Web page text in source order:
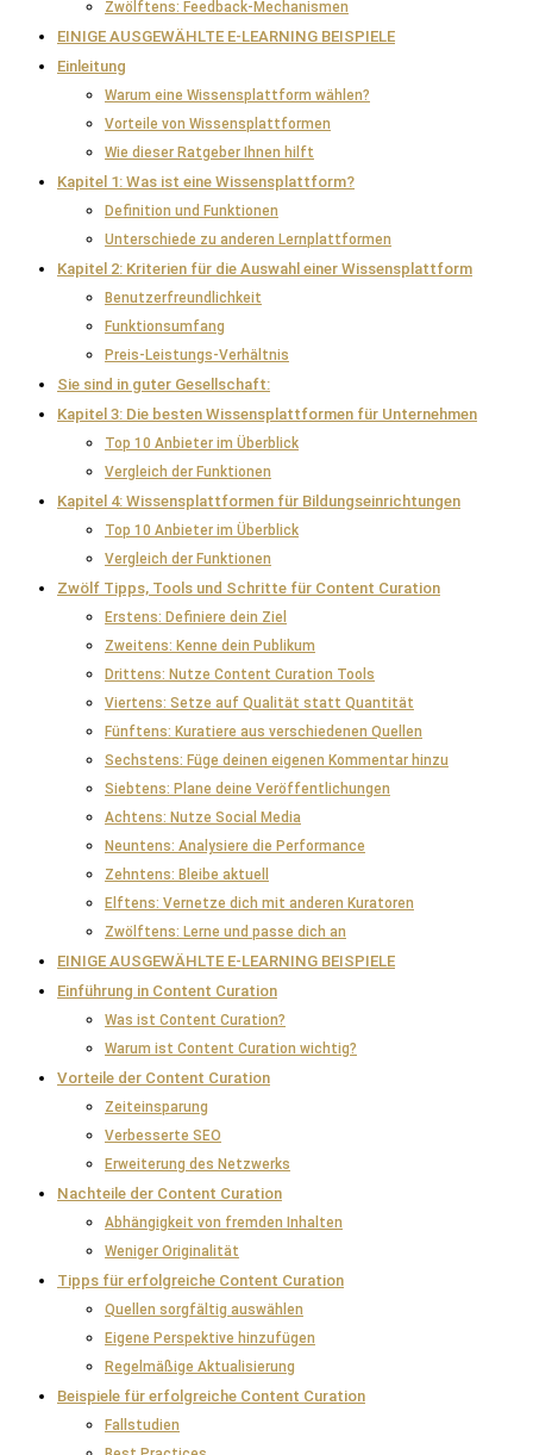
Zwölftens: Feedback-Mechanismen
EINIGE AUSGEWÄHLTE E-LEARNING BEISPIELE
Einleitung
Warum eine Wissensplattform wählen?
Vorteile von Wissensplattformen
Wie dieser Ratgeber Ihnen hilft
Kapitel 1: Was ist eine Wissensplattform?
Definition und Funktionen
Unterschiede zu anderen Lernplattformen
Kapitel 2: Kriterien für die Auswahl einer Wissensplattform
Benutzerfreundlichkeit
Funktionsumfang
Preis-Leistungs-Verhältnis
Sie sind in guter Gesellschaft:
Kapitel 3: Die besten Wissensplattformen für Unternehmen
Top 10 Anbieter im Überblick
Vergleich der Funktionen
Kapitel 4: Wissensplattformen für Bildungseinrichtungen
Top 10 Anbieter im Überblick
Vergleich der Funktionen
Zwölf Tipps, Tools und Schritte für Content Curation
Erstens: Definiere dein Ziel
Zweitens: Kenne dein Publikum
Drittens: Nutze Content Curation Tools
Viertens: Setze auf Qualität statt Quantität
Fünftens: Kuratiere aus verschiedenen Quellen
Sechstens: Füge deinen eigenen Kommentar hinzu
Siebtens: Plane deine Veröffentlichungen
Achtens: Nutze Social Media
Neuntens: Analysiere die Performance
Zehntens: Bleibe aktuell
Elftens: Vernetze dich mit anderen Kuratoren
Zwölftens: Lerne und passe dich an
EINIGE AUSGEWÄHLTE E-LEARNING BEISPIELE
Einführung in Content Curation
Was ist Content Curation?
Warum ist Content Curation wichtig?
Vorteile der Content Curation
Zeiteinsparung
Verbesserte SEO
Erweiterung des Netzwerks
Nachteile der Content Curation
Abhängigkeit von fremden Inhalten
Weniger Originalität
Tipps für erfolgreiche Content Curation
Quellen sorgfältig auswählen
Eigene Perspektive hinzufügen
Regelmäßige Aktualisierung
Beispiele für erfolgreiche Content Curation
Fallstudien